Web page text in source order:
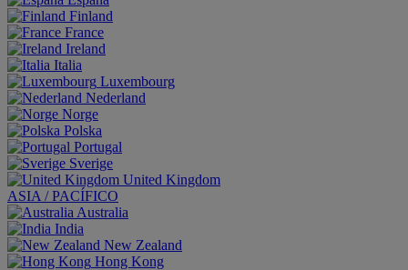
Finland
France
Ireland
Italia
Luxembourg
Nederland
Norge
Polska
Portugal
Sverige
United Kingdom
ASIA / PACÍFICO
Australia
India
New Zealand
Hong Kong